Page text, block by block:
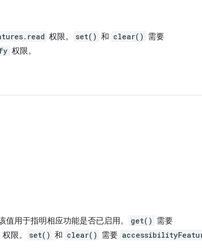
权限。 set() 和 clear() 需要
权限。
用于指明相应功能是否已启用。 get() 需要
权限。 set() 和 clear() 需要